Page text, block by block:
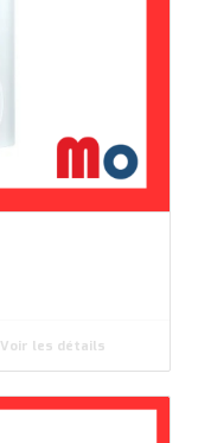
Voir les détails